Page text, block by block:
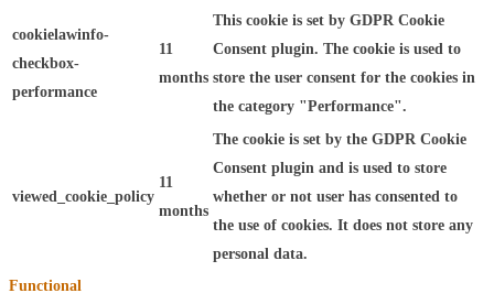
cookielawinfo-
checkbox-
performance
11
months
This cookie is set by GDPR Cookie
Consent plugin. The cookie is used to
store the user consent for the cookies in
the category "Performance".
viewed_cookie_policy
11
months
The cookie is set by the GDPR Cookie
Consent plugin and is used to store
whether or not user has consented to
the use of cookies. It does not store any
personal data.
Functional